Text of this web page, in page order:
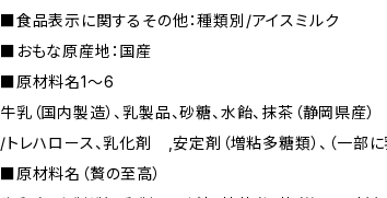
■食品表示に関するその他：種類別/アイスミルク
■おもな原産地：国産
■原材料名1～6
牛乳（国内製造）、乳製品、砂糖、水飴、抹茶（静岡県産）
/トレハロース、乳化剤 ,安定剤（増粘多糖類）、（一部
■原材料名（贅の至高）